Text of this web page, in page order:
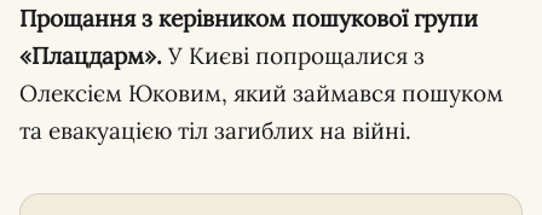
Прощання з керівником пошукової групи
«Плацдарм». У Києві попрощалися з
Олексієм Юковим, який займався пошуком
та евакуацією тіл загиблих на війні.